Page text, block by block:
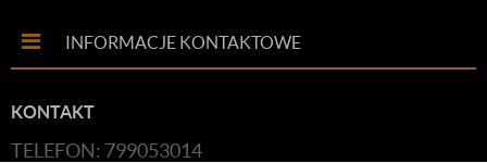
INFORMACJE KONTAKTOWE
KONTAKT
TELEFON: 799053014